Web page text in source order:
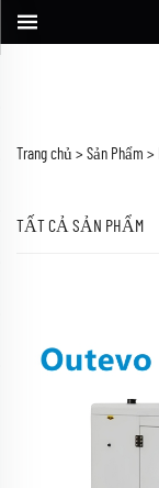
Trang chủ > Sản Phẩm >
TẤT CẢ SẢN PHẨM